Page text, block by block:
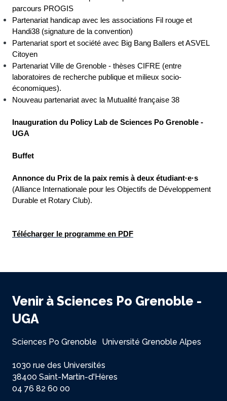
parcours PROGIS
Partenariat handicap avec les associations Fil rouge et
Handi38 (signature de la convention)
Partenariat sport et société avec Big Bang Ballers et ASVEL
Citoyen
Partenariat Ville de Grenoble - thèses CIFRE (entre
laboratoires de recherche publique et milieux socio-
économiques).
Nouveau partenariat avec la Mutualité française 38
Inauguration du Policy Lab de Sciences Po Grenoble -
UGA
Buffet
Annonce du Prix de la paix remis à deux étudiant·e·s
(Alliance Internationale pour les Objectifs de Développement
Durable et Rotary Club).
Télécharger le programme en PDF
Venir à Sciences Po Grenoble -
UGA
Sciences Po Grenoble Université Grenoble Alpes
1030 rue des Universités
38400 Saint-Martin-d'Hères
04 76 82 60 00